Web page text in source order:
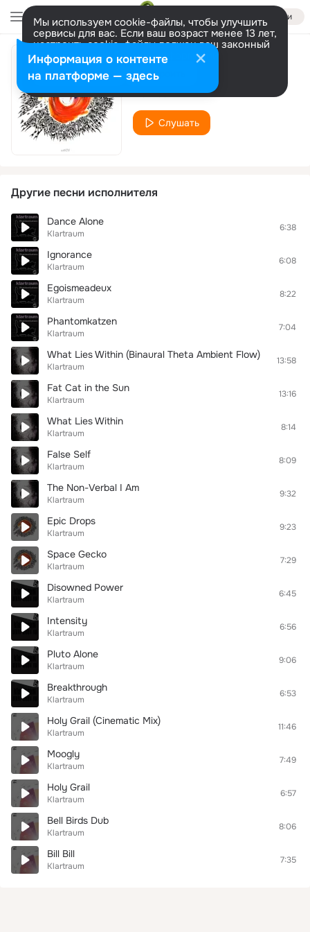
Войти
Мы используем cookie-файлы, чтобы улучшить
сервисы для вас. Если ваш возраст менее 13 лет,
настроить cookie-файлы должен ваш законный
представитель. Больше информации
Разрешить все Настроить
Chaos Realm
Klartraum
Слушать
Другие песни исполнителя
Dance Alone
Klartraum
6:38
Ignorance
Klartraum
6:08
Egoismeadeux
Klartraum
8:22
Phantomkatzen
Klartraum
7:04
What Lies Within (Binaural Theta Ambient Flow)
Klartraum
13:58
Fat Cat in the Sun
Klartraum
13:16
What Lies Within
Klartraum
8:14
False Self
Klartraum
8:09
The Non-Verbal I Am
Klartraum
9:32
Epic Drops
Klartraum
9:23
Space Gecko
Klartraum
7:29
Disowned Power
Klartraum
6:45
Intensity
Klartraum
6:56
Pluto Alone
Klartraum
9:06
Breakthrough
Klartraum
6:53
Holy Grail (Cinematic Mix)
Klartraum
11:46
Moogly
Klartraum
7:49
Holy Grail
Klartraum
6:57
Bell Birds Dub
Klartraum
8:06
Bill Bill
Klartraum
7:35
Информация о контенте
на платформе — здесь